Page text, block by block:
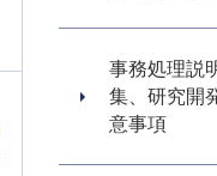
事務処理説
集、研究開
意事項